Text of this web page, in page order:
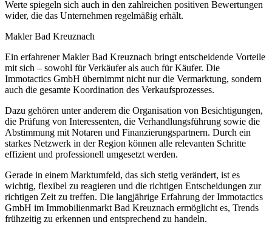
Werte spiegeln sich auch in den zahlreichen positiven Bewertungen
wider, die das Unternehmen regelmäßig erhält.
Makler Bad Kreuznach
Ein erfahrener Makler Bad Kreuznach bringt entscheidende Vorteile
mit sich – sowohl für Verkäufer als auch für Käufer. Die
Immotactics GmbH übernimmt nicht nur die Vermarktung, sondern
auch die gesamte Koordination des Verkaufsprozesses.
Dazu gehören unter anderem die Organisation von Besichtigungen,
die Prüfung von Interessenten, die Verhandlungsführung sowie die
Abstimmung mit Notaren und Finanzierungspartnern. Durch ein
starkes Netzwerk in der Region können alle relevanten Schritte
effizient und professionell umgesetzt werden.
Gerade in einem Marktumfeld, das sich stetig verändert, ist es
wichtig, flexibel zu reagieren und die richtigen Entscheidungen zur
richtigen Zeit zu treffen. Die langjährige Erfahrung der Immotactics
GmbH im Immobilienmarkt Bad Kreuznach ermöglicht es, Trends
frühzeitig zu erkennen und entsprechend zu handeln.